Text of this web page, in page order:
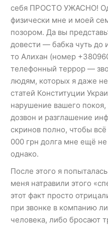
себя ПРОСТО УЖАСНО!
физически мне и моей
позором. Да вы
довести — бабка чуть до
то Алихан (номер
телефонный террор —
людям, которых я даже
статей Конституции
нарушение вашего
дозвон и разглашение
скринов полно, чтобы всё
000 грн долга мне ещё
однако.
После этого я
меня натравили этого
этот факт просто
при звонке в компанию
человека, либо бросают